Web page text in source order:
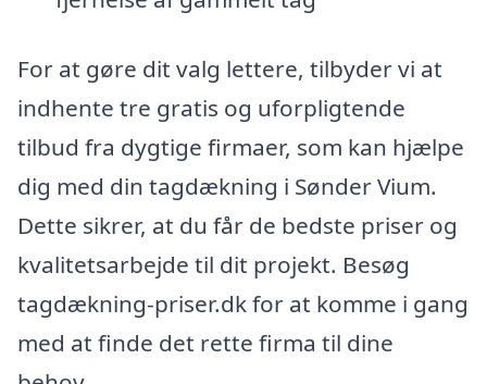
For at gøre dit valg lettere, tilbyder vi at
indhente tre gratis og uforpligtende
tilbud fra dygtige firmaer, som kan hjælpe
dig med din tagdækning i Sønder Vium.
Dette sikrer, at du får de bedste priser og
kvalitetsarbejde til dit projekt. Besøg
tagdækning-priser.dk for at komme i gang
med at finde det rette firma til dine